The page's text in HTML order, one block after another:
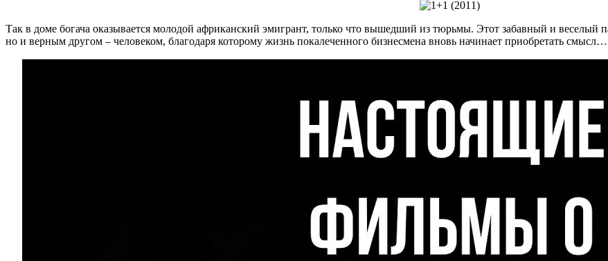
Так в доме богача оказывается молодой африканский эмигрант, только что вышедший из тюрьмы. Этот забавный и
но и верным другом – человеком, благодаря которому жизнь покалеченного бизнесмена вновь начинает приобретать смысл…